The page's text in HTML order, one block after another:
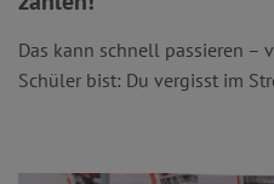
Das kann schnell passieren –
Schüler bist: Du vergisst im